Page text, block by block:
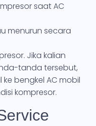
saat AC
menurun secara
Jika kalian
tanda tersebut,
bengkel AC mobil
kompresor.